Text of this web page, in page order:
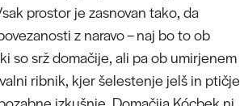
prostor je zasnovan tako, da
z naravo – naj bo to ob
so srž domačije, ali pa ob umirjenem
ribnik, kjer šelestenje jelš in ptičje